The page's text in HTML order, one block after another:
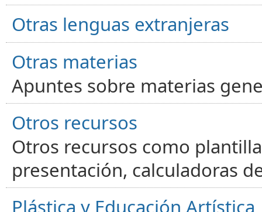
Otras lenguas extranjeras
Otras materias
Apuntes sobre materias
Otros recursos
Otros recursos como
presentación, calculadoras
Plástica y Educación Artística